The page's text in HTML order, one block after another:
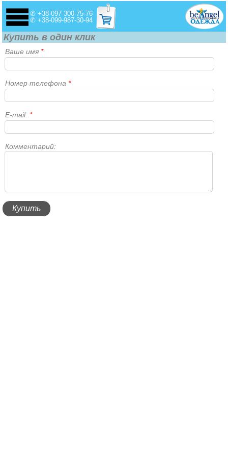
✆ +38-097-300-75-76
✆ +38-099-987-30-94
Купить в один клик
Ваше имя *
Номер телефона *
E-mail: *
Комментарий: